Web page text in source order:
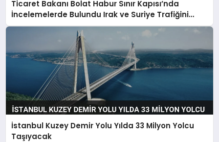
Ticaret Bakanı Bolat Habur Sınır Kapısı’nda
İncelemelerde Bulundu Irak ve Suriye Trafiğini
Değerlendirdi
İstanbul Kuzey Demir Yolu Yılda 33 Milyon Yolcu
Taşıyacak